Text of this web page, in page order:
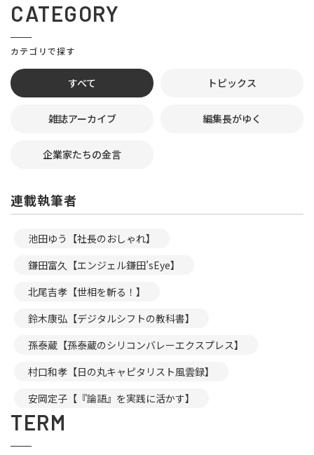
CATEGORY
カテゴリで探す
すべて トピックス
雑誌アーカイブ 編集長がゆく
企業家たちの金言
連載執筆者
池田ゆう【社長のおしゃれ】
鎌田富久【エンジェル鎌田’sEye】
北尾吉孝【世相を斬る！】
鈴木康弘【デジタルシフトの教科書】
孫泰蔵【孫泰蔵のシリコンバレーエクスプレス】
村口和孝【日の丸キャピタリスト風雲録】
安岡定子【『論語』を実践に活かす】
TERM